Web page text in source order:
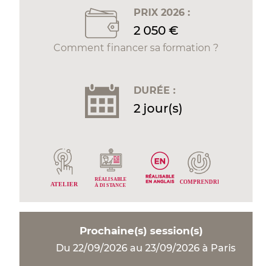
PRIX 2026 :
2 050 €
Comment financer sa formation ?
DURÉE :
2 jour(s)
ATELIER
RÉALISABLE
À DI STANCE
COMPRENDRE
Prochaine(s) session(s)
Du 22/09/2026 au 23/09/2026 à Paris